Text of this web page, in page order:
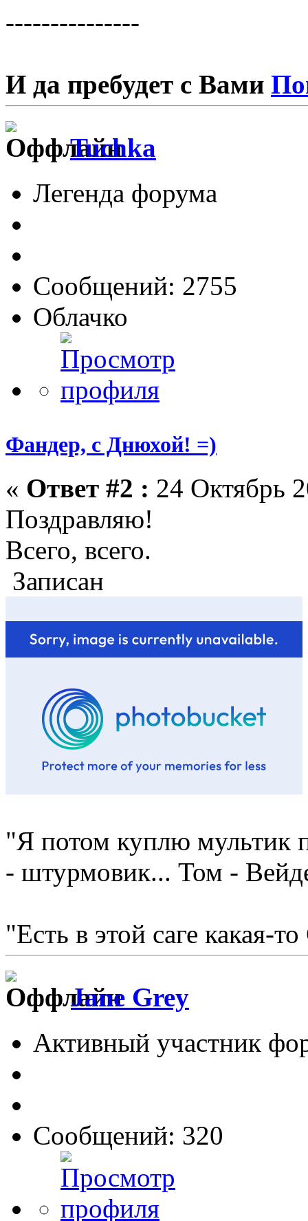
---------------
И да пребудет с Вами
Tuchka
Легенда форума
Сообщений: 2755
Облачко
Фандер, с Днюхой! =)
« Ответ #2 : 24 Октябрь
Поздравляю!
Всего, всего.
Записан
"Я потом куплю мультик
- штурмовик... Том -
"Есть в этой саге какая-
Jane Grey
Активный участник
Сообщений: 320